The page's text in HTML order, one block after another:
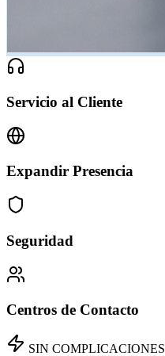
Servicio al Cliente
Expandir Presencia
Seguridad
Centros de Contacto
SIN COMPLICACIONES